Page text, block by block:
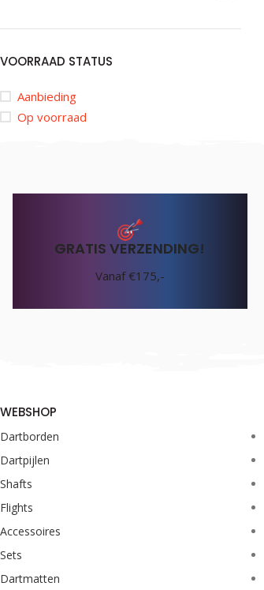
VOORRAAD STATUS
Aanbieding
Op voorraad
GRATIS VERZENDING!
Vanaf €175,-
WEBSHOP
Dartborden
Dartpijlen
Shafts
Flights
Accessoires
Sets
Dartmatten